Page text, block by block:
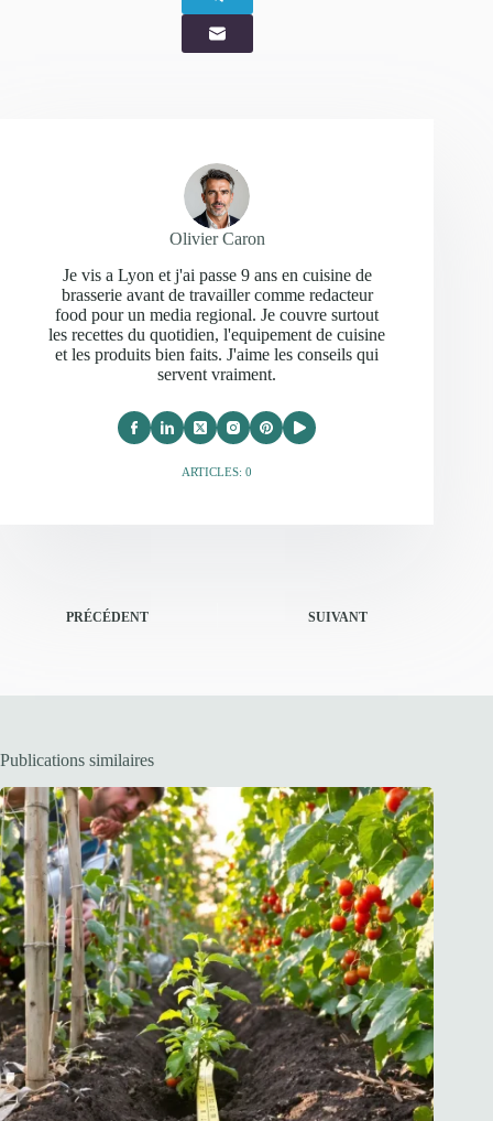
Olivier Caron
Je vis a Lyon et j'ai passe 9 ans en cuisine de
brasserie avant de travailler comme redacteur
food pour un media regional. Je couvre surtout
les recettes du quotidien, l'equipement de cuisine
et les produits bien faits. J'aime les conseils qui
servent vraiment.
ARTICLES: 0
PRÉCÉDENT SUIVANT
Publications similaires